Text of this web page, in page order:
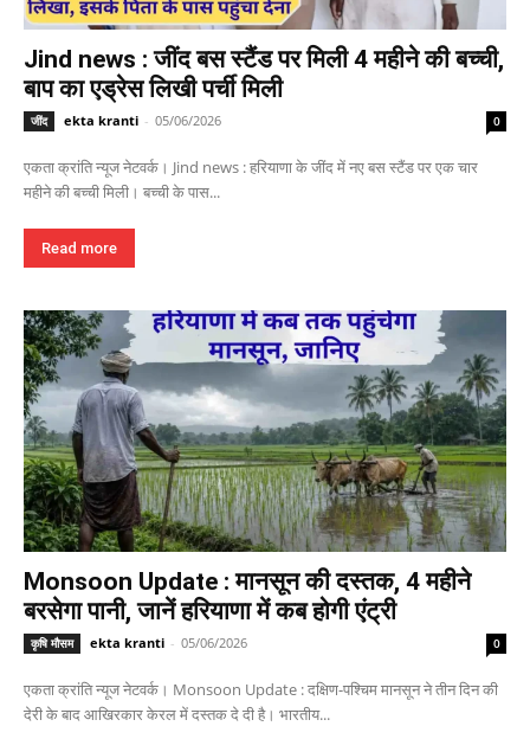
Jind news : जींद बस स्टैंड पर मिली 4 महीने की बच्ची,
बाप का एड्रेस लिखी पर्ची मिली
जींद ekta kranti - 05/06/2026 0
एकता क्रांति न्यूज नेटवर्क। Jind news : हरियाणा के जींद में नए बस स्टैंड पर एक चार
महीने की बच्ची मिली। बच्ची के पास...
Read more
Monsoon Update : मानसून की दस्तक, 4 महीने
बरसेगा पानी, जानें हरियाणा में कब होगी एंट्री
कृषि मौसम ekta kranti - 05/06/2026 0
एकता क्रांति न्यूज नेटवर्क। Monsoon Update : दक्षिण-पश्चिम मानसून ने तीन दिन की
देरी के बाद आखिरकार केरल में दस्तक दे दी है। भारतीय...